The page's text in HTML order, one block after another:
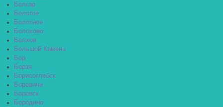
Болгар
Бологое
Болотное
Болохово
Болхов
Большой Камень
Бор
Борзя
Борисоглебск
Боровичи
Боровск
Бородино